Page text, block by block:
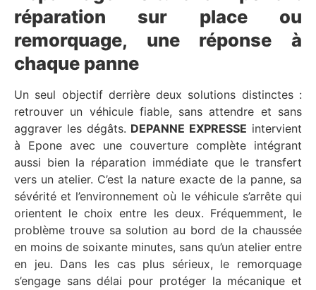
réparation sur place ou
remorquage, une réponse à
chaque panne
Un seul objectif derrière deux solutions distinctes :
retrouver un véhicule fiable, sans attendre et sans
aggraver les dégâts. DEPANNE EXPRESSE intervient
à Epone avec une couverture complète intégrant
aussi bien la réparation immédiate que le transfert
vers un atelier. C’est la nature exacte de la panne, sa
sévérité et l’environnement où le véhicule s’arrête qui
orientent le choix entre les deux. Fréquemment, le
problème trouve sa solution au bord de la chaussée
en moins de soixante minutes, sans qu’un atelier entre
en jeu. Dans les cas plus sérieux, le remorquage
s’engage sans délai pour protéger la mécanique et